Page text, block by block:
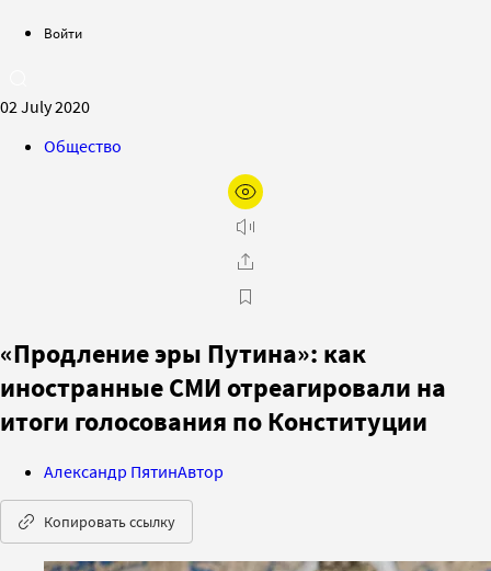
Войти
02 July 2020
Общество
«Продление эры Путина»: как
иностранные СМИ отреагировали на
итоги голосования по Конституции
Александр ПятинАвтор
Копировать ссылку